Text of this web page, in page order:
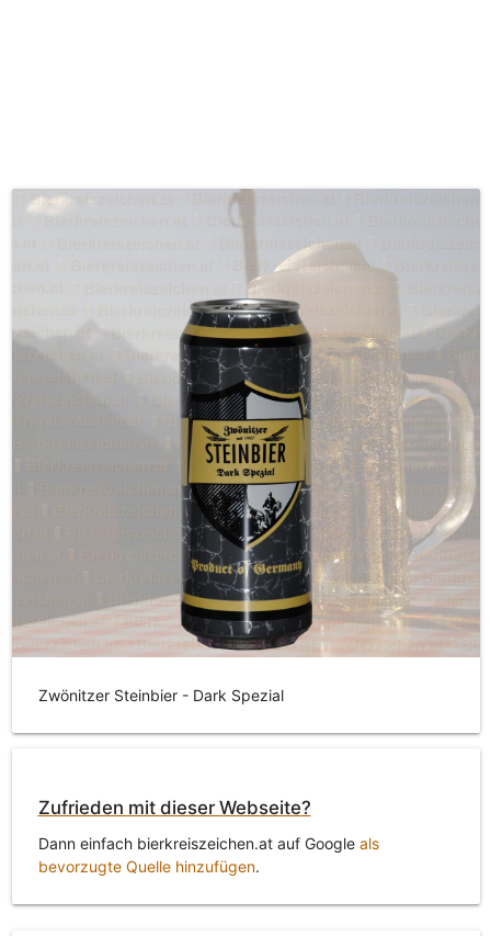
Zwönitzer Steinbier - Dark Spezial
Zufrieden mit dieser Webseite?
Dann einfach bierkreiszeichen.at auf Google als
bevorzugte Quelle hinzufügen.